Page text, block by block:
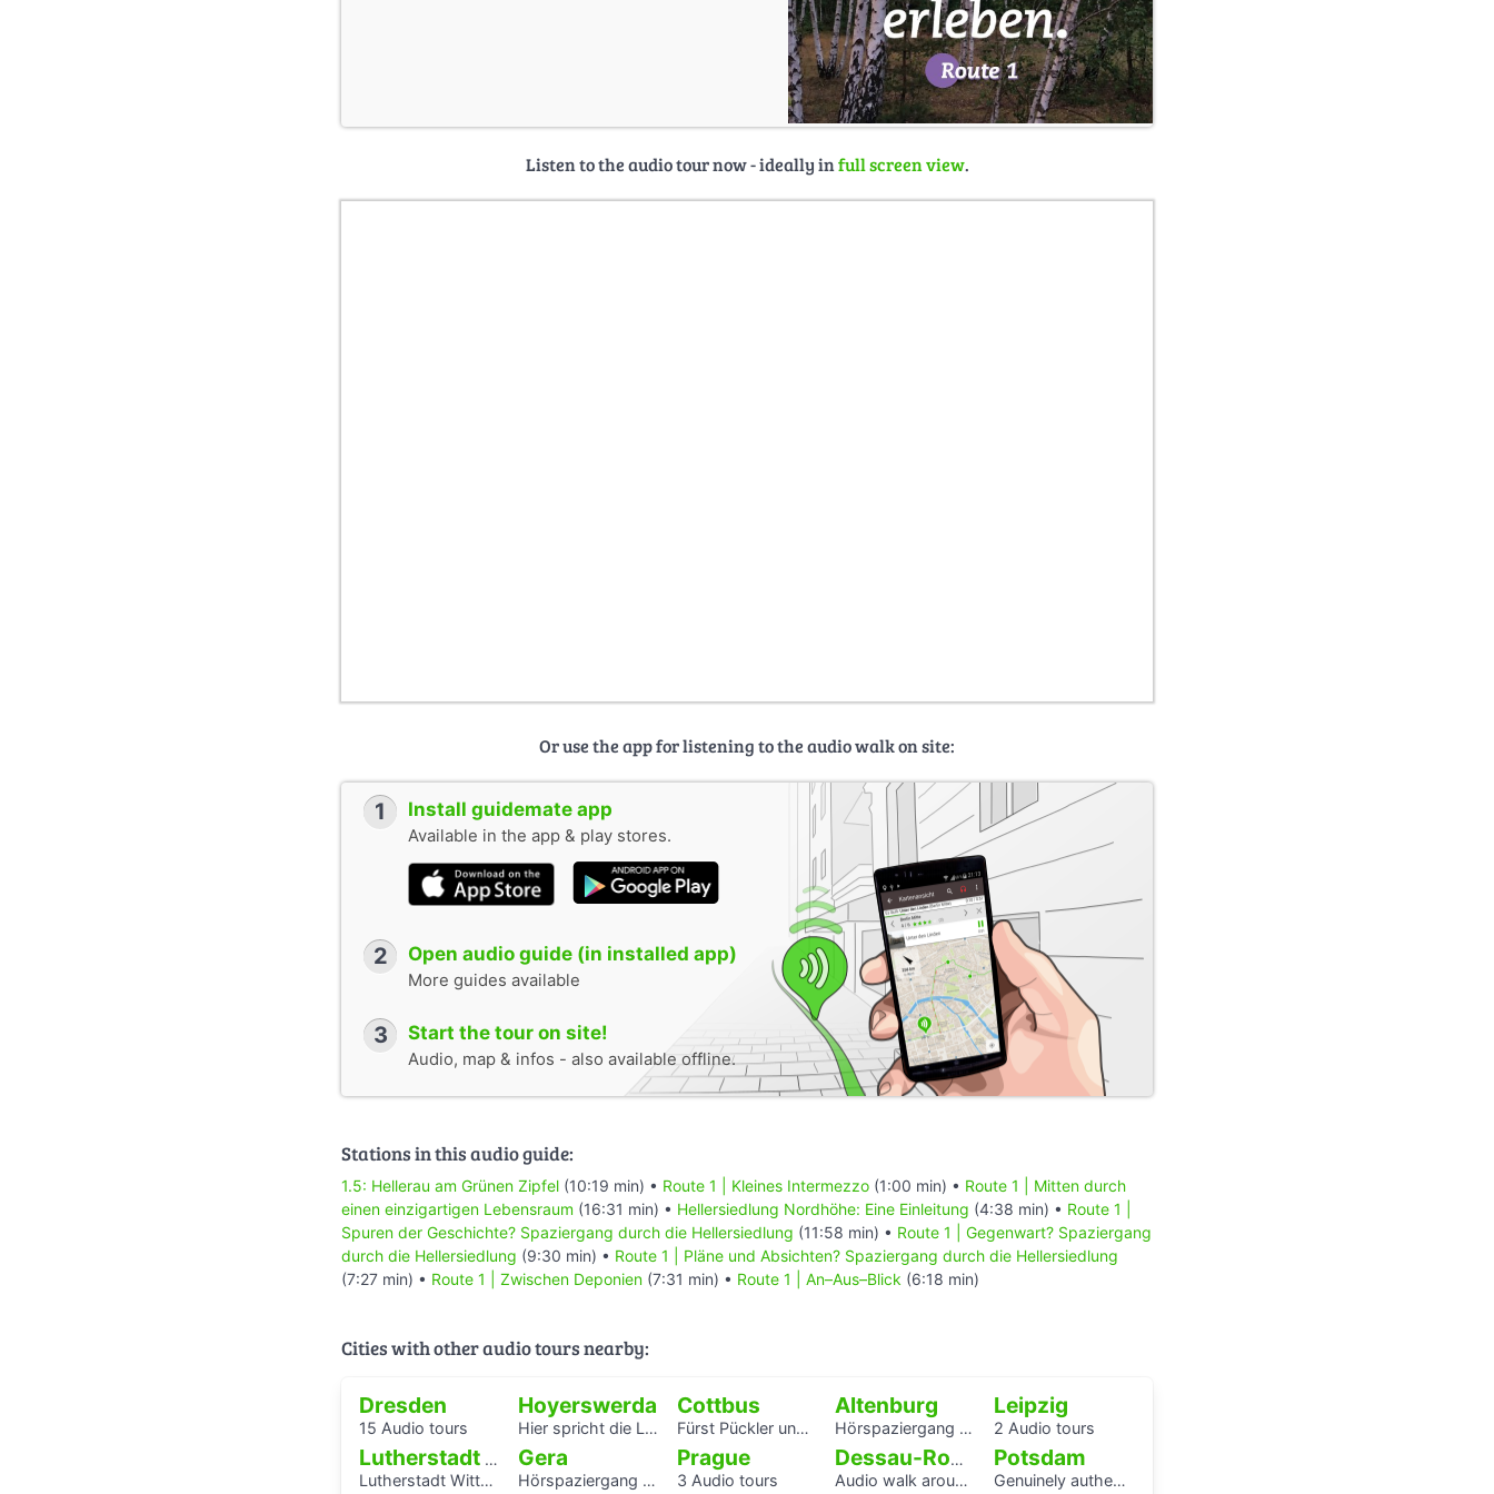
Listen to the audio tour now - ideally infull screen view.
Or use the app for listening to the audio walk on site:
1 Install guidemate app
Available in the app & play stores.
2 Open audio guide (in installed app)
More guides available
3 Start the tour on site!
Audio, map & infos - also available offline.
Stations in this audio guide:
1.5: Hellerau am Grünen Zipfel (10:19 min) • Route 1 | Kleines Intermezzo (1:00 min) • Route 1 | Mitten durch
einen einzigartigen Lebensraum (16:31 min) • Hellersiedlung Nordhöhe: Eine Einleitung (4:38 min) • Route 1 |
Spuren der Geschichte? Spaziergang durch die Hellersiedlung (11:58 min) • Route 1 | Gegenwart? Spaziergang
durch die Hellersiedlung (9:30 min) • Route 1 | Pläne und Absichten? Spaziergang durch die Hellersiedlung
(7:27 min) • Route 1 | Zwischen Deponien (7:31 min) • Route 1 | An–Aus–Blick (6:18 min)
Cities with other audio tours nearby:
Dresden
15 Audio tours
Hoyerswerda
Hier spricht die Landschaft
Cottbus
Fürst Pückler und Branitz
Altenburg
Hörspaziergang Jüdische Geschichte in Altenburg
Leipzig
2 Audio tours
Lutherstadt Wittenberg
Lutherstadt Wittenberg
Gera
Hörspaziergang Jüdisches Leben und jüdische Geschichte in Gera
Prague
3 Audio tours
Dessau-Roßlau
Audio walk around the Houses with Balcony Access of the Bauhaus settlement
Potsdam
Genuinely authentic? An audio walk through the centre of Potsdam